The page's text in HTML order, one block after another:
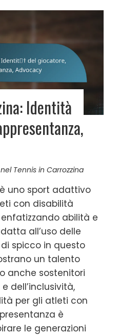
Identità
Tennis in Carrozzina
uno sport adattivo
con disabilità
abilità e
all’uso delle
spicco in questo
un talento
anche sostenitori
dell’inclusività,
per gli atleti con
è
le generazioni